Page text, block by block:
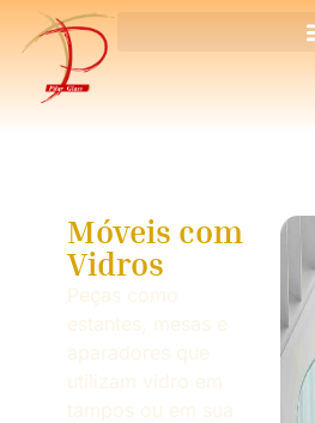
Móveis com
Vidros
Peças como
estantes, mesas e
aparadores que
utilizam vidro em
tampos ou em sua